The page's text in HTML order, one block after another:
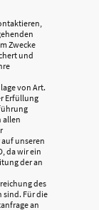
Zwecke
und
von Art.
Erfüllung
allen
auf unseren
da wir ein
der an
des
sind. Für die
an